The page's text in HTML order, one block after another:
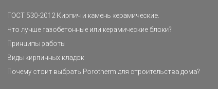
ГОСТ 530-2012 Кирпич и камень керамические.
Что лучше газобетонные или керамические блоки?
Принципы работы
Виды кирпичных кладок
Почему стоит выбрать Porotherm для строительства дома?